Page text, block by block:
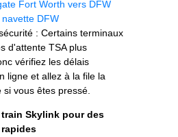
Fort Worth vers DFW
DFW
: Certains terminaux
d'attente TSA plus
vérifiez les délais
ligne et allez à la file la
si vous êtes pressé.
Skylink pour des